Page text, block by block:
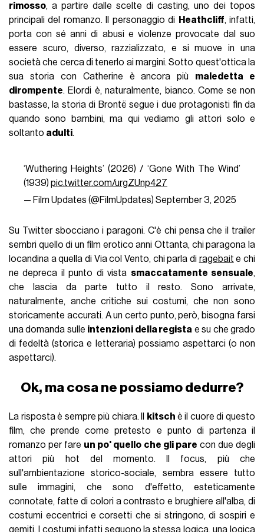
rimosso, a partire dalle scelte di casting, uno dei topos
principali del romanzo. Il personaggio di
Heathcliff, infatti,
porta con sé anni di abusi e violenze provocate dal suo
essere scuro, diverso, razzializzato, e si muove in una
società che cerca di tenerlo ai margini. Sotto quest'ottica la
sua storia con Catherine è ancora più maledetta e
dirompente. Elordi è, naturalmente, bianco. Come se non
bastasse, la storia di Brontë segue i due protagonisti fin da
quando sono bambini, ma qui vediamo gli attori solo e
soltanto adulti.
‘Wuthering Heights’ (2026) / ‘Gone With The Wind’
(1939) pic.twitter.com/urgZUnp427
— Film Updates (@FilmUpdates) September 3, 2025
Su Twitter sbocciano i paragoni. C'è chi pensa che il trailer
sembri quello di un film erotico anni Ottanta, chi paragona la
locandina a quella di Via col Vento, chi parla di ragebait e chi
ne depreca il punto di vista smaccatamente sensuale,
che lascia da parte tutto il resto. Sono arrivate,
naturalmente, anche critiche sui costumi, che non sono
storicamente accurati. A un certo punto, però, bisogna farsi
una domanda sulle intenzioni della regista e su che grado
di fedeltà (storica e letteraria) possiamo aspettarci (o non
aspettarci).
Ok, ma cosa ne possiamo dedurre?
La risposta è sempre più chiara. Il kitsch è il cuore di questo
film, che prende come pretesto e punto di partenza il
romanzo per fare un po' quello che gli pare con due degli
attori più hot del momento. Il focus, più che
sull'ambientazione storico-sociale, sembra essere tutto
sulle immagini, che sono d'effetto, esteticamente
connotate, fatte di colori a contrasto e brughiere all'alba, di
costumi eccentrici e corsetti che si stringono, di sospiri e
gemiti. I costumi infatti seguono la stessa logica, una logica